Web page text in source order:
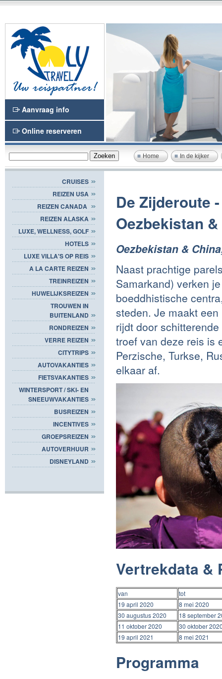
Aanvraag info
Online reserveren
Home In de kijker
CRUISES
REIZEN USA
REIZEN CANADA
REIZEN ALASKA
LUXE, WELLNESS, GOLF
HOTELS
LUXE VILLA'S OP REIS
A LA CARTE REIZEN
TREINREIZEN
HUWELIJKSREIZEN
TROUWEN IN
BUITENLAND
RONDREIZEN
VERRE REIZEN
CITYTRIPS
AUTOVAKANTIES
FIETSVAKANTIES
WINTERSPORT / SKI- EN
SNEEUWVAKANTIES
BUSREIZEN
INCENTIVES
GROEPSREIZEN
AUTOVERHUUR
DISNEYLAND
De Zijderoute
Oezbekistan
Oezbekistan &
Naast prachtige
Samarkand) verken
boeddhistische
steden. Je maakt
rijdt door
troef van deze reis is
Perzische, Turkse,
elkaar af.
Vertrekdata &
van
tot
19 april 2020
8 mei 2020
30 augustus 2020
18 september
11 oktober 2020
30 oktober
19 april 2021
8 mei 2021
Programma